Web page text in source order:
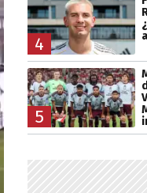
4
5